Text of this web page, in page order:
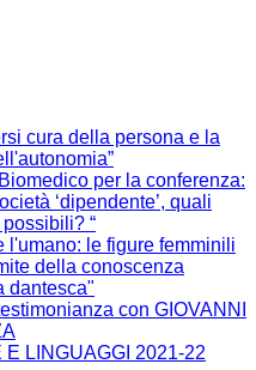
cura della persona e la
per la conferenza:
‘dipendente’, quali
“
l'umano: le figure femminili
della conoscenza
dantesca"
con GIOVANNI
LINGUAGGI 2021-22